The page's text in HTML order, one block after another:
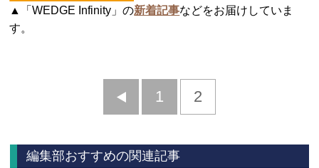
▲「WEDGE Infinity」の新着記事などをお届けしていま
す。
前
1 2
編集部おすすめの関連記事